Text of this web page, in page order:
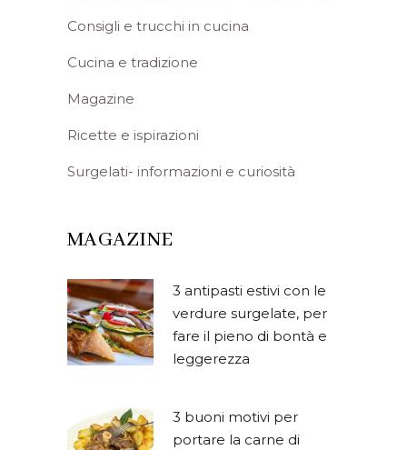
Consigli e trucchi in cucina
Cucina e tradizione
Magazine
Ricette e ispirazioni
Surgelati- informazioni e curiosità
MAGAZINE
3 antipasti estivi con le
verdure surgelate, per
fare il pieno di bontà e
leggerezza
3 buoni motivi per
portare la carne di